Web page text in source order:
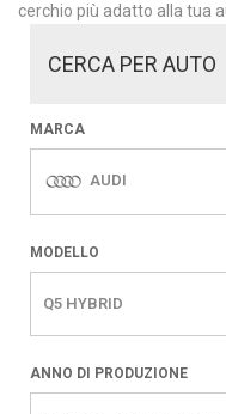
cerchio più adatto alla tua
CERCA PER AUTO
MARCA
AUDI
MODELLO
Q5 HYBRID
ANNO DI PRODUZIONE